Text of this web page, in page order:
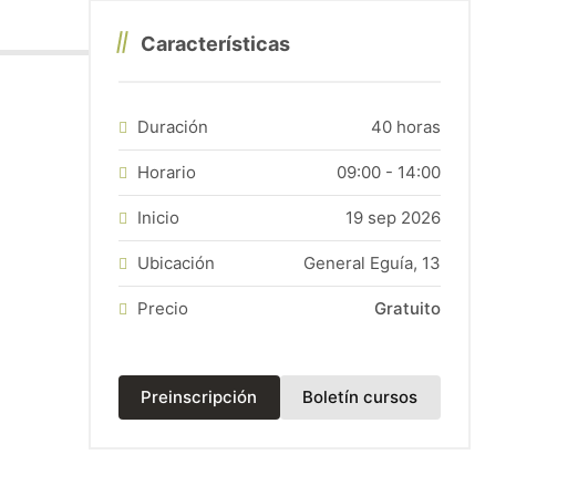
Características
Duración 40 horas
Horario 09:00 - 14:00
Inicio 19 sep 2026
Ubicación General Eguía, 13
Precio Gratuito
Preinscripción Boletín cursos(abre en una